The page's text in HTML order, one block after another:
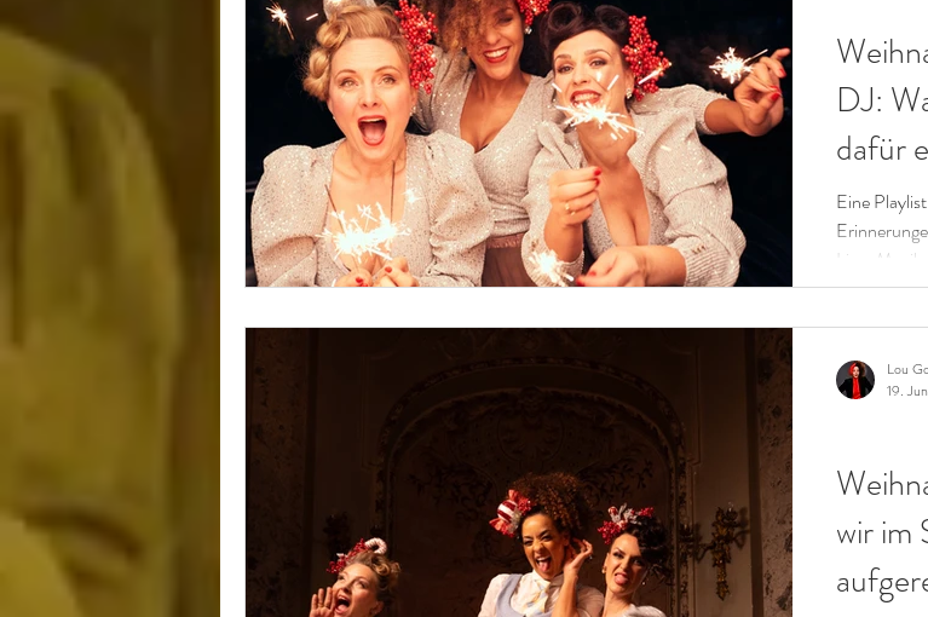
CHRISTMAS NEUE SWING MUSIK im
CATS KÜNSTLICHE INTELLIGENZ (KI)DJ:
dafür
Eine
Live-
diesem
wir im
Lou
19.